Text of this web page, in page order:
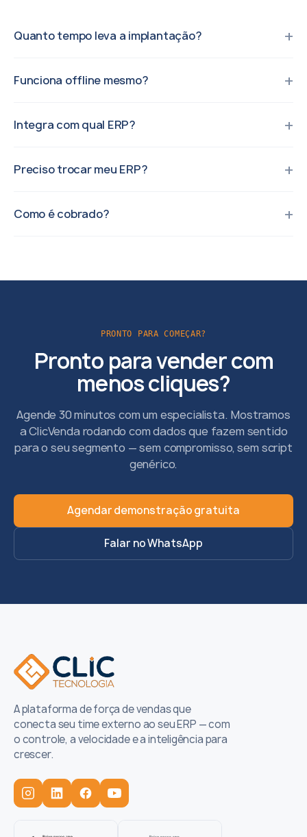
Quanto tempo leva a implantação?
Funciona offline mesmo?
Integra com qual ERP?
Preciso trocar meu ERP?
Como é cobrado?
PRONTO PARA COMEÇAR?
Pronto para vender com
menos cliques?
Agende 30 minutos com um especialista. Mostramos
a ClicVenda rodando com dados que fazem sentido
para o seu segmento — sem compromisso, sem script
genérico.
Agendar demonstração gratuita
Falar no WhatsApp
A plataforma de força de vendas que
conecta seu time externo ao seu ERP — com
o controle, a velocidade e a inteligência para
crescer.